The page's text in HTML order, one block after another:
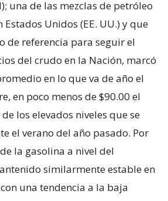
una de las mezclas de petróleo
Unidos (EE. UU.) y que
de referencia para seguir el
del crudo en la Nación, marcó
en lo que va de año el
en poco menos de $90.00 el
los elevados niveles que se
el verano del año pasado. Por
la gasolina a nivel del
similarmente estable en
una tendencia a la baja